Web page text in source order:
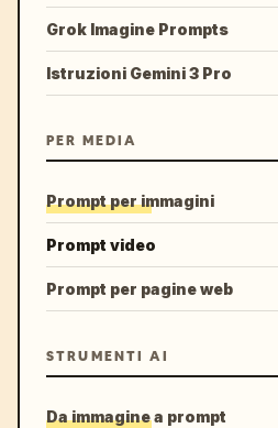
Grok Imagine Prompts
Istruzioni Gemini 3 Pro
PER MEDIA
Prompt per immagini
Prompt video
Prompt per pagine web
STRUMENTI AI
Da immagine a prompt